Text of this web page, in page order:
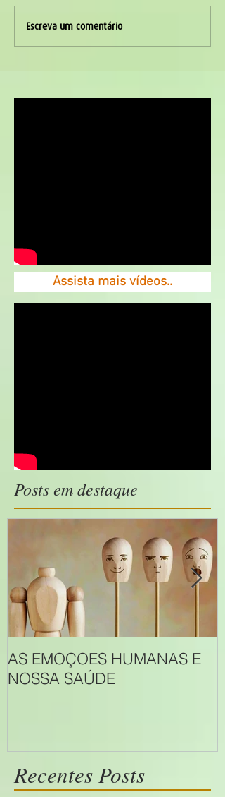
Escreva um comentário
Assista mais vídeos..
Posts em destaque
AS EMOÇOES HUMANAS E
NOSSA SAÚDE
Recentes Posts